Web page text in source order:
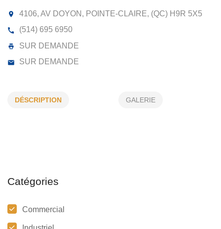
LIPARI GROUP INC
DÉSCRIPTION GALERIE
Catégories
Commercial